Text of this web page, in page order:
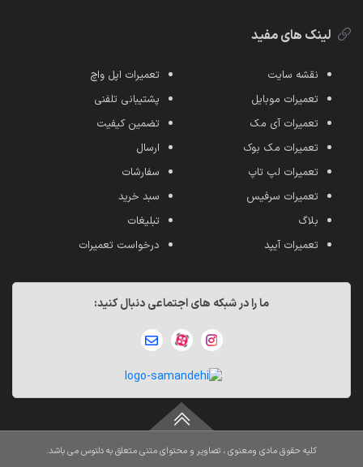
لینک های مفید
نقشه سایت
تعمیرات موبایل
تعمیرات آی مک
تعمیرات مک بوک
تعمیرات لپ تاپ
تعمیرات سرفیس
بلاگ
تعمیرات آیپد
تعمیرات اپل واچ
پشتیبانی تلفنی
تضمین کیفیت
ارسال
سفارشات
سبد خرید
تبلیغات
درخواست تعمیرات
ما را در شبکه های اجتماعی دنبال کنید:
کلیه حقوق مادی ومعنوی ، تصاویر و محتوای متنی متعلق به دلتوس می باشد.